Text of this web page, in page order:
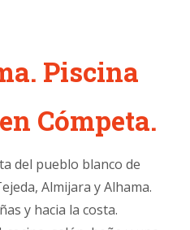
Piscina
Cómpeta.
del pueblo blanco de
Almijara y Alhama.
y hacia la costa.